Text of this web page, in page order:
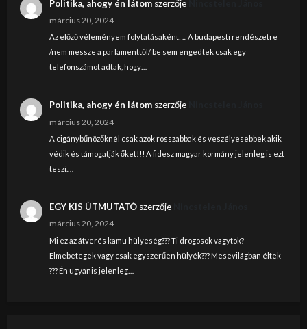
Politika, ahogy én látomszerzője
március 20, 2024
Az előző véleményem folytatásaként: ... A budapesti rendészetre
/nem messze a parlamenttől/ be sem engedtek csak egy
telefonszámot adtak, hogy…
Politika, ahogy én látomszerzője
március 20, 2024
A cigánybűnözőknél csak azok rosszabbak és veszélyesebbek akik
védik és támogatják őket!!! A fidesz magyar kormány jelenleg is ezt
teszi.…
EGY KIS ÚTMUTATÓszerzője
március 20, 2024
Mi ez az átverés kamu hülyeség??? Ti drogosok vagytok?
Elmebetegek vagy csak egyszerűen hülyék??? Mesevilágban éltek
??? Én ugyanis jelenleg…